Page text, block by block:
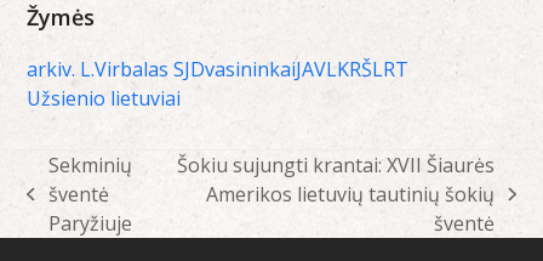
Žymės
arkiv. L.Virbalas SJDvasininkaiJAVLKRŠLRT
Užsienio lietuviai
previous
post:
Sekminių
šventė
Paryžiuje
next
post:
Šokiu sujungti krantai: XVII Šiaurės
Amerikos lietuvių tautinių šokių
šventė